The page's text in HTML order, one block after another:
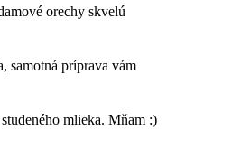
orechy skvelú
samotná príprava vám
mlieka. Mňam :)